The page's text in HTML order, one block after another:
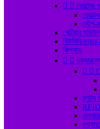
  ভোল্টেজ
স্টেপ-
পেল্টিয়ার
কিপ্যাড
 
 
ব্লুটুথ